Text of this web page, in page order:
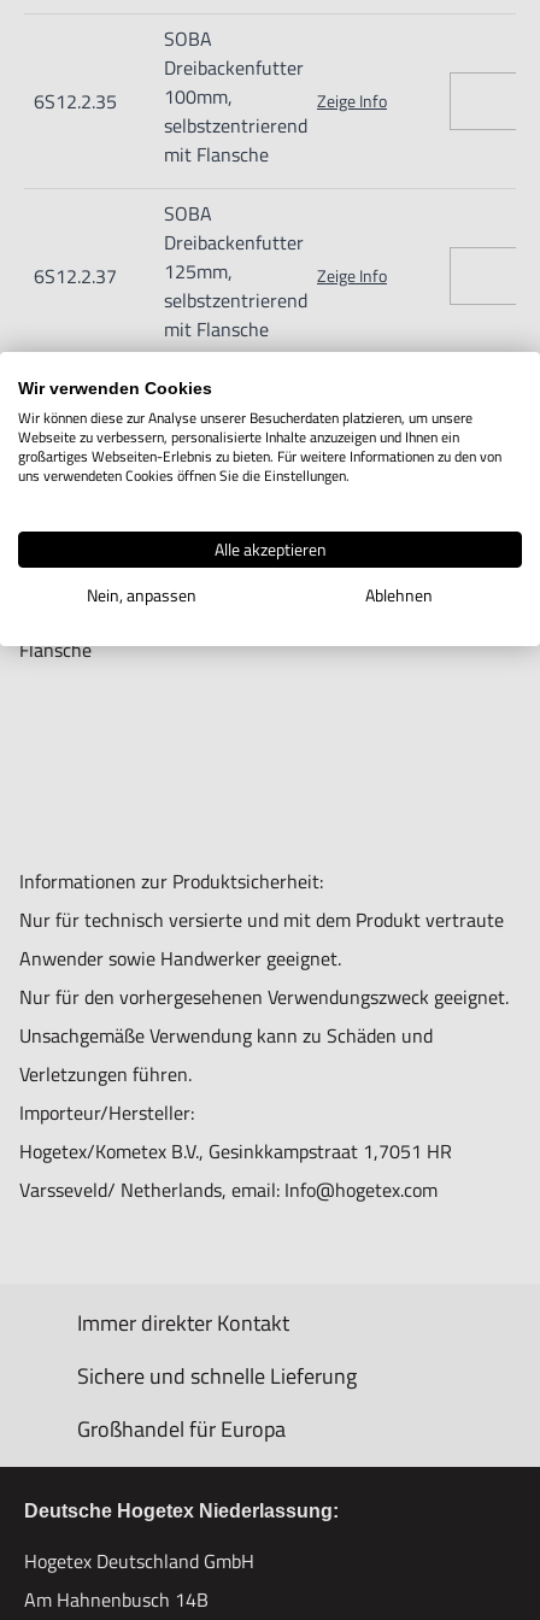
6S12.2.35
SOBA
Dreibackenfutter
100mm,
selbstzentrierend
mit Flansche
Zeige Info
6S12.2.37
SOBA
Dreibackenfutter
125mm,
selbstzentrierend
mit Flansche
Zeige Info
IN DEN WARENKORB
Produktbeschreibung
SOBA Dreibackenfutter, selbstzentrierend mit Aluminium
Flansche
Informationen zur Produktsicherheit:
Nur für technisch versierte und mit dem Produkt vertraute
Anwender sowie Handwerker geeignet.
Nur für den vorhergesehenen Verwendungszweck geeignet.
Unsachgemäße Verwendung kann zu Schäden und
Verletzungen führen.
Importeur/Hersteller:
Hogetex/Kometex B.V., Gesinkkampstraat 1,7051 HR
Varsseveld/ Netherlands, email: Info@hogetex.com
Immer direkter Kontakt
Sichere und schnelle Lieferung
Großhandel für Europa
Deutsche Hogetex Niederlassung:
Hogetex Deutschland GmbH
Am Hahnenbusch 14B
Wir verwenden Cookies
Wir können diese zur Analyse unserer Besucherdaten platzieren, um unsere
Webseite zu verbessern, personalisierte Inhalte anzuzeigen und Ihnen ein
großartiges Webseiten-Erlebnis zu bieten. Für weitere Informationen zu den von
uns verwendeten Cookies öffnen Sie die Einstellungen.
Alle akzeptieren
Nein, anpassen
Ablehnen